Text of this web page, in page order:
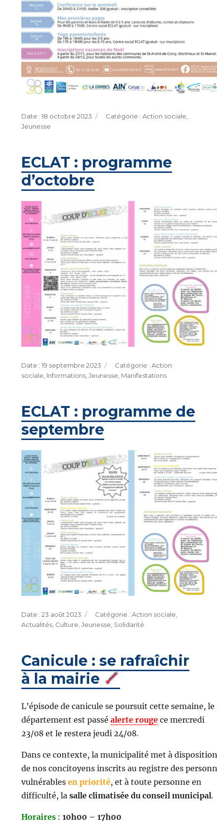
Publié
le
18 octobre 2023 Catégories
Action sociale
Jeunesse
ECLAT : programme
d’octobre
Publié
le
19 septembre 2023 Catégories
Action
sociale Informations, Jeunesse Manifestations
ECLAT : programme de
septembre
Publié
le
23 août 2023 Catégories
Action sociale,
Actualités, Culture,Jeunesse, Solidarité
Canicule : se rafraîchir
à la mairie
L’épisode de canicule se poursuit cette semaine, le
département est passé alerte rougece mercredi
23/08 et le restera jeudi 24/08.
Dans ce contexte, la municipalité met à disposition
de nos concitoyens inscrits au registre des
vulnérables en priorité, et à toute personne en
difficulté, la salle climatisée du conseil municipal.
Horaires : 10h00 – 17h00